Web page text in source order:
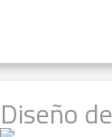
Diseño